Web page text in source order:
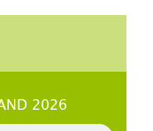
2026